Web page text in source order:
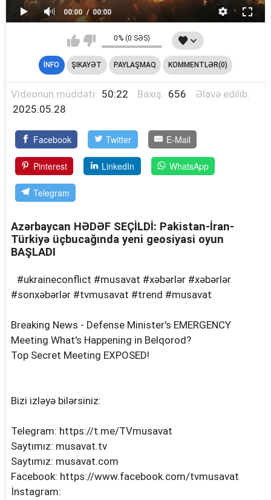
00:00 00:00
0% (0 SƏS)
İNFO ŞIKAYƏT PAYLAŞMAQ KOMMENTLƏR(0)
Videonun müddəti: 50:22 Baxış: 656
Əlavə edilib:
2025.05.28
Facebook Twitter E-Mail
Pinterest LinkedIn WhatsApp
Telegram
Azərbaycan HƏDƏF SEÇİLDİ: Pakistan-İran-
Türkiyə üçbucağında yeni geosiyasi oyun
BAŞLADI
#ukraineconflict #musavat #xəbərlər #xəbərlər
#sonxəbərlər #tvmusavat #trend #musavat
Breaking News - Defense Minister's EMERGENCY
Meeting What's Happening in Belqorod?
Top Secret Meeting EXPOSED!
Bizi izləyə bilərsiniz:
Telegram: https://t.me/TVmusavat
Saytımız: musavat.tv
Saytımız: musavat.com
Facebook: https://www.facebook.com/tvmusavat
İnstagram: